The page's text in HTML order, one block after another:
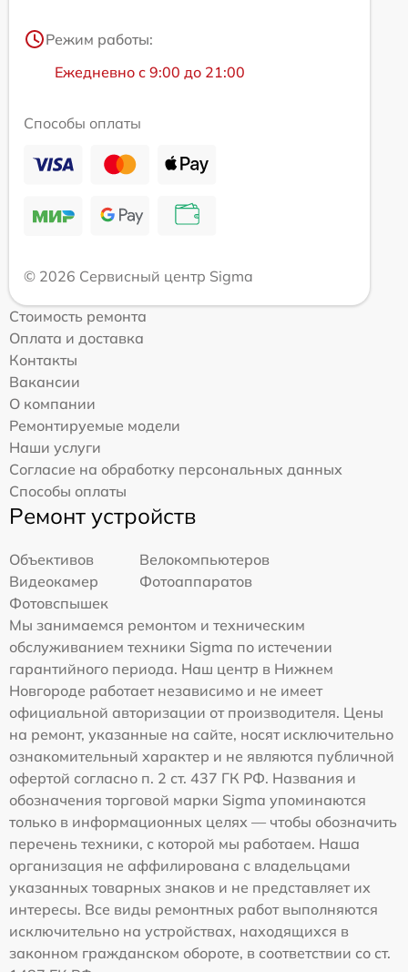
Режим работы:
Ежедневно с 9:00 до 21:00
Способы оплаты
© 2026 Сервисный центр Sigma
Стоимость ремонта
Оплата и доставка
Контакты
Вакансии
О компании
Ремонтируемые модели
Наши услуги
Согласие на обработку персональных данных
Способы оплаты
Ремонт устройств
Объективов
Велокомпьютеров
Видеокамер
Фотоаппаратов
Фотовспышек
Мы занимаемся ремонтом и техническим
обслуживанием техники Sigma по истечении
гарантийного периода. Наш центр в Нижнем
Новгороде работает независимо и не имеет
официальной авторизации от производителя. Цены
на ремонт, указанные на сайте, носят исключительно
ознакомительный характер и не являются публичной
офертой согласно п. 2 ст. 437 ГК РФ. Названия и
обозначения торговой марки Sigma упоминаются
только в информационных целях — чтобы обозначить
перечень техники, с которой мы работаем. Наша
организация не аффилирована с владельцами
указанных товарных знаков и не представляет их
интересы. Все виды ремонтных работ выполняются
исключительно на устройствах, находящихся в
законном гражданском обороте, в соответствии со ст.